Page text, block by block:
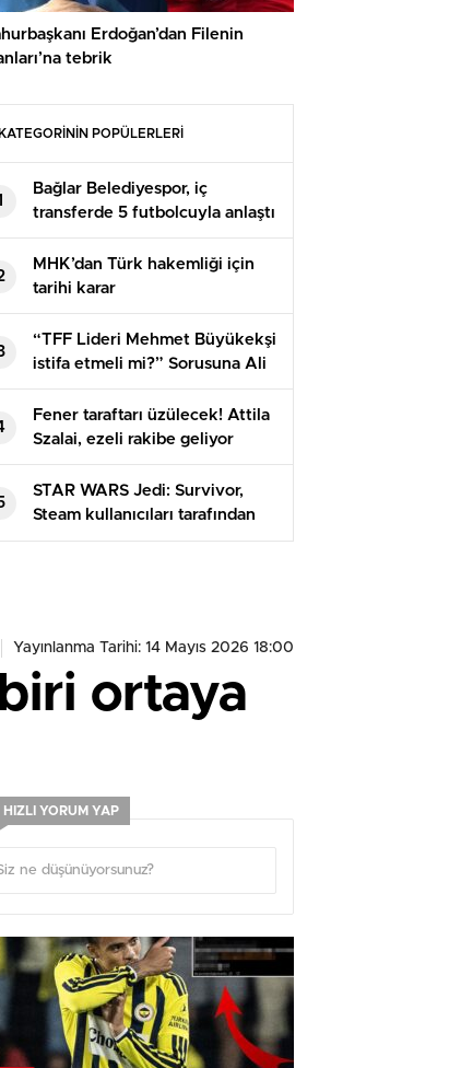
Erdoğan’dan Filenin
tebrik
KATEGORİNİN POPÜLERLERİ
Bağlar Belediyespor, iç
transferde 5 futbolcuyla anlaştı
MHK’dan Türk hakemliği için
tarihi karar
“TFF Lideri Mehmet Büyükekşi
istifa etmeli mi?” Sorusuna Ali
Koç’tan net karşılık
Fener taraftarı üzülecek! Attila
Szalai, ezeli rakibe geliyor
STAR WARS Jedi: Survivor,
Steam kullanıcıları tarafından
olumsuz incelemelere boğuldu
Yayınlanma Tarihi: 14 Mayıs 2026 18:00
ortaya
HIZLI YORUM YAP